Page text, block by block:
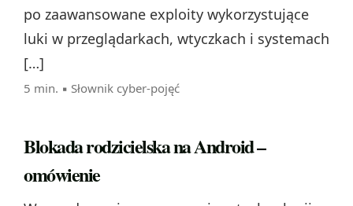
po zaawansowane exploity wykorzystujące
luki w przeglądarkach, wtyczkach i systemach
[…]
5 min. ▪ Słownik cyber-pojęć
Blokada rodzicielska na Android –
omówienie